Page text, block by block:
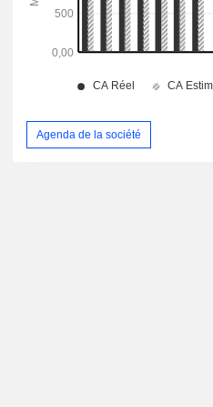
Agenda de la société